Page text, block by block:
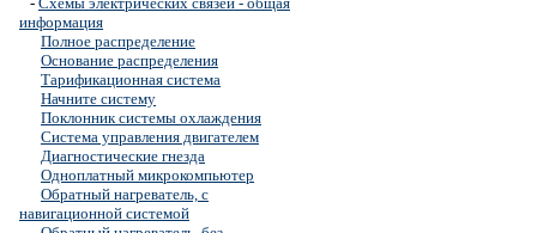
информация
Полное распределение
Основание распределения
Тарификационная система
Начните систему
Поклонник системы охлаждения
Система управления двигателем
Диагностические гнезда
Одноплатный микрокомпьютер
Обратный нагреватель, с
навигационной системой